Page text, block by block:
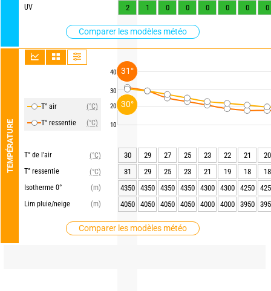
UV
Comparer les modèles météo
TEMPÉRATURE
T° air
(°C)
T° ressentie
(°C)
T° de l'air
(°C)
T° ressentie
(°C)
Isotherme 0°
(m)
Lim pluie/neige
(m)
Comparer les modèles météo
40
30
20
10
2
1 0 0 0 0 0 0
30 29 27 25 23 22 21
20
31
29 25 23 21 19 18
18
4350
4350 4350 4350 4300 4300 4250
4050
4050 4050 4050 4000 4000 3950
30°
31°